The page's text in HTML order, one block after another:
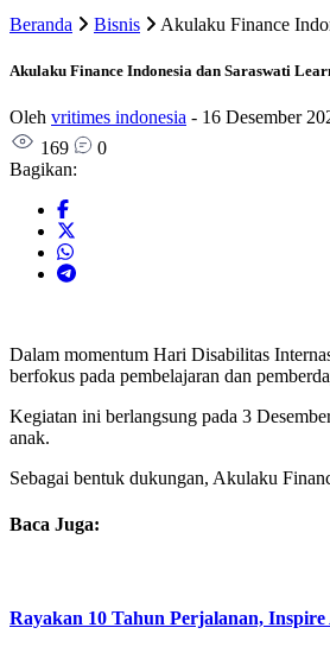
Beranda
Bisnis Akulaku Finance
Akulaku Finance Indonesia dan Saraswati
Oleh vritimes indonesia - 16 Desember
169
0
Bagikan:
Dalam momentum Hari Disabilitas
berfokus pada pembelajaran dan
Kegiatan ini berlangsung pada 3
anak.
Sebagai bentuk dukungan, Akulaku
Baca Juga:
Rayakan 10 Tahun Perjalanan,